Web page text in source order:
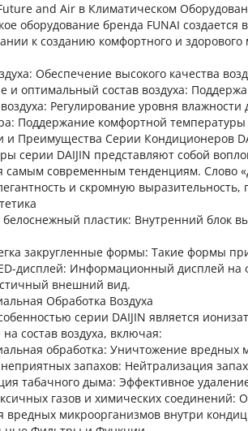
and Air в Климатическом
оборудование бренда FUNAI
к созданию комфортного и
Обеспечение высокого качества
и оптимальный состав воздуха:
Регулирование уровня
Поддержание комфортной
и Преимущества Серии Кондиционеров
серии DAIJIN представляют собой
самым современным тенденциям. Слово
и скромную
пластик: Внутренний блок
закругленные формы: Такие формы
дисплей: Информационный дисплей на
внешний вид.
Обработка Воздуха
серии DAIJIN является
на состав воздуха, включая:
обработка: Уничтожение вредных
запахов: Нейтрализация
табачного дыма: Эффективное
газов и химических соединений:
вредных микроорганизмов внутри